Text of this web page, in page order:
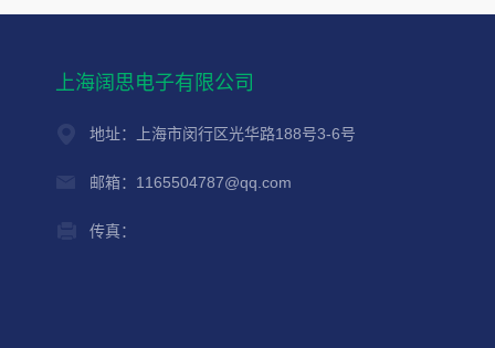
上海阔思电子有限公司
地址：上海市闵行区光华路188号3-6号
邮箱：1165504787@qq.com
传真：